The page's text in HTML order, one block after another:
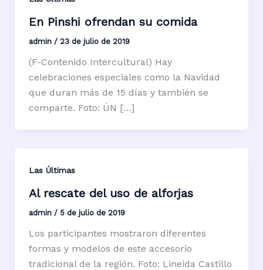
En Pinshi ofrendan su comida
admin / 23 de julio de 2019
(F-Contenido Intercultural) Hay
celebraciones especiales como la Navidad
que duran más de 15 días y también se
comparte. Foto: ÚN […]
Las Últimas
Al rescate del uso de alforjas
admin / 5 de julio de 2019
Los participantes mostraron diferentes
formas y modelos de este accesorio
tradicional de la región. Foto: Lineida Castillo